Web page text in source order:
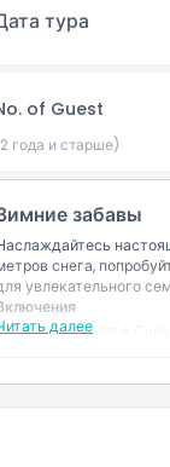
тура
of Guest
года и старше)
забавы
снега,
увлекательного
далее
Единый вход в
Зимняя одежда